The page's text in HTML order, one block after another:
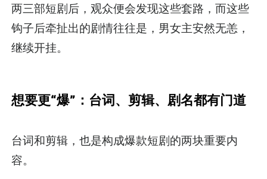
两三部短剧后，观众便会发现这些套路，而这些
钩子后牵扯出的剧情往往是，男女主安然无恙，
继续开挂。
想要更“爆”：台词、剪辑、剧名都有门道
台词和剪辑，也是构成爆款短剧的两块重要内
容。